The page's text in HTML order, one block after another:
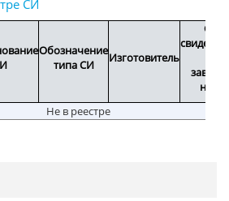
Обозначение
типа СИ
Изготовитель
Срок
Не в реестре